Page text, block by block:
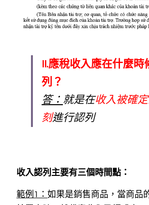
II.應稅收入應在什麼時
列？
答： 就是在收入被確
刻進行認列
收入認列主要有三個時間點：
範例1： 如果是銷售商品，當商品